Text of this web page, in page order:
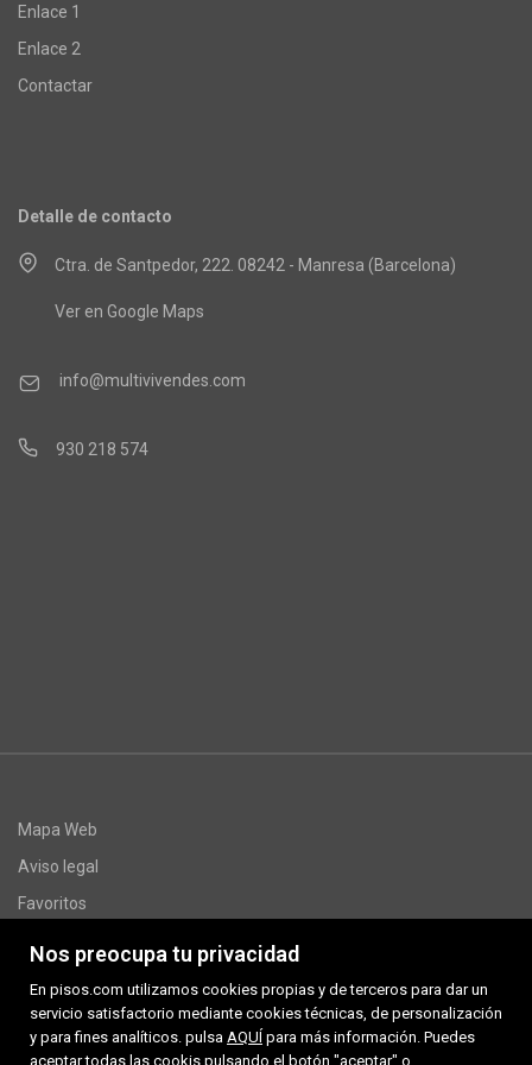
Nos preocupa tu privacidad
En pisos.com utilizamos cookies propias y de terceros para dar un
servicio satisfactorio mediante cookies técnicas, de personalización
y para fines analíticos. pulsa AQUÍ para más información. Puedes
aceptar todas las cookis pulsando el botón "aceptar" o
Enlace 1
Enlace 2
Contactar
Detalle de contacto
Ctra. de Santpedor, 222. 08242 - Manresa (Barcelona)
Ver en Google Maps
info@multivivendes.com
930 218 574
Mapa Web
Aviso legal
Favoritos
Sobre nosotros
Noticias